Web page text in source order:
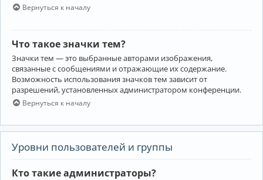
Вернуться к началу
Что такое значки тем?
Значки тем — это выбранные авторами изображения,
связанные с сообщениями и отражающие их содержание.
Возможность использования значков тем зависит от
разрешений, установленных администратором конференции.
Вернуться к началу
Уровни пользователей и группы
Кто такие администраторы?